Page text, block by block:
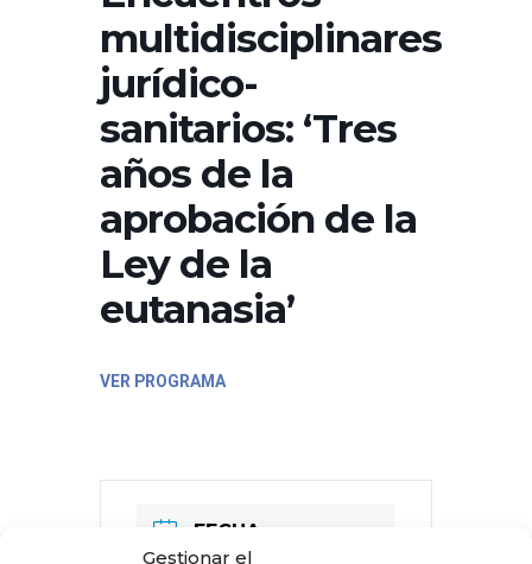
Gestionar el
multidisciplinares
jurídico-
sanitarios: ‘Tres
años de la
aprobación de la
Ley de la
eutanasia’
VER PROGRAMA
FECHA
Abr 02 2024